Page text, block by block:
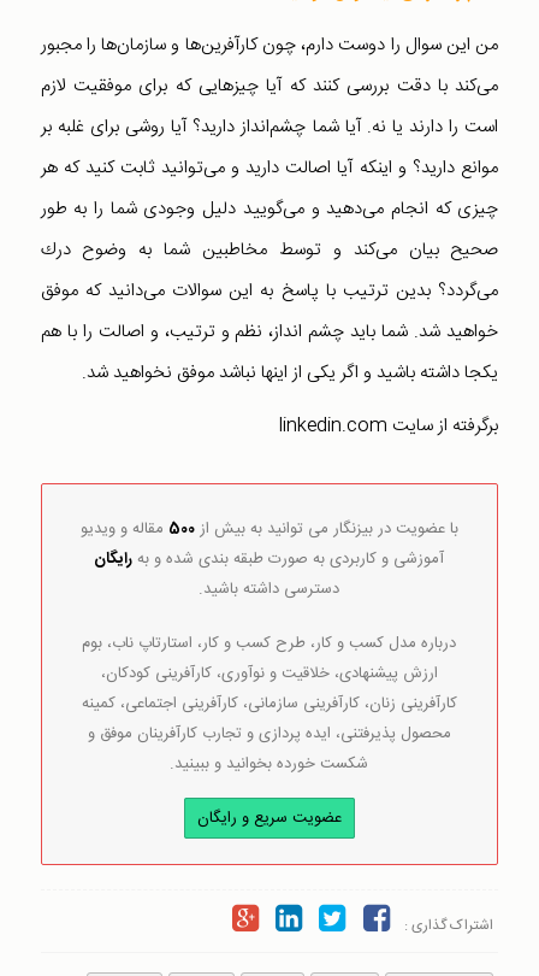
من این سوال را دوست دارم، چون كارآفرین‌ها و سازمان‌ها را مجبور
می‌كند با دقت بررسی كنند كه آیا چیزهایی كه برای موفقیت لازم
است را دارند یا نه. آیا شما چشم‌انداز دارید؟ آیا روشی برای غلبه بر
موانع دارید؟ و اینكه آیا اصالت دارید و می‌توانید ثابت كنید كه هر
چیزی كه انجام می‌دهید و می‌گویید دلیل وجودی شما را به طور
صحیح بیان می‌كند و توسط مخاطبین شما به وضوح درك
می‌گردد؟ بدین ترتیب با پاسخ به این سوالات می‌دانید كه موفق
خواهید شد. شما باید چشم انداز، نظم و ترتیب، و اصالت را با هم
یكجا داشته باشید و اگر یكی از اینها نباشد موفق نخواهید شد.
برگرفته از سایت linkedin.com
با عضویت در بیزنگار می توانید به بیش از500 مقاله و ویدیو
آموزشی و کاربردی به صورت طبقه بندی شده و بهرایگان
دسترسی داشته باشید.
درباره مدل کسب و کار، طرح کسب و کار، استارتاپ ناب، بوم
ارزش پیشنهادی، خلاقیت و نوآوری، کارآفرینی کودکان،
کارآفرینی زنان، کارآفرینی سازمانی، کارآفرینی اجتماعی، کمینه
محصول پذیرفتنی، ایده پردازی و تجارب کارآفرینان موفق و
شکست خورده بخوانید و ببینید.
عضویت سریع و رایگان
اشتراک گذاری :